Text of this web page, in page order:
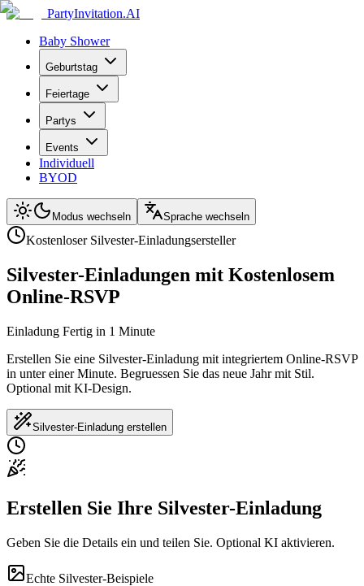
PartyInvitation.AI
Baby Shower
Geburtstag
Feiertage
Partys
Events
Individuell
BYOD
Modus wechseln Sprache wechseln
Kostenloser Silvester-Einladungsersteller
Silvester-Einladungen mit Kostenlosem
Online-RSVP
Einladung Fertig in 1 Minute
Erstellen Sie eine Silvester-Einladung mit integriertem Online-RSVP
in unter einer Minute. Begruessen Sie das neue Jahr mit Stil.
Optional mit KI-Design.
Silvester-Einladung erstellen
Erstellen Sie Ihre Silvester-Einladung
Geben Sie die Details ein und teilen Sie. Optional KI aktivieren.
Echte Silvester-Beispiele